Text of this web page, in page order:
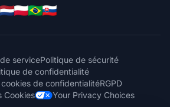
servicePolitique de sécurité
de confidentialité
de confidentialitéRGPD
Cookies
Your Privacy Choices